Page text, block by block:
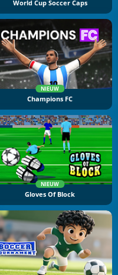
World Cup Soccer Caps
NIEUW
Champions FC
NIEUW
Gloves Of Block